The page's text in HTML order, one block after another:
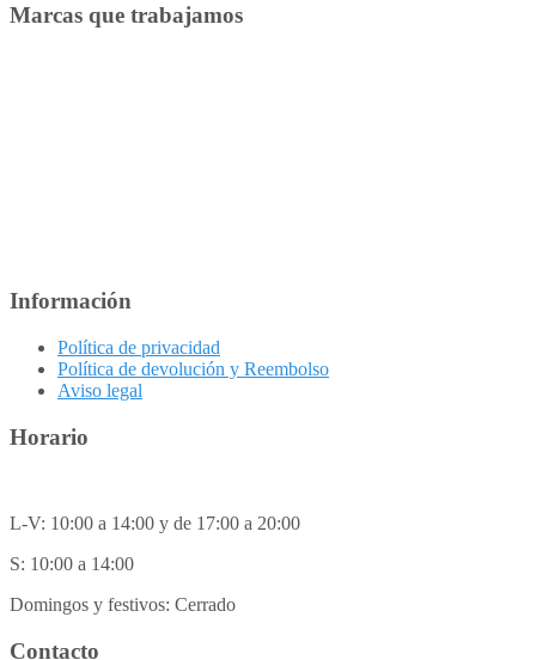
Marcas que trabajamos
Información
Política de privacidad
Política de devolución y Reembolso
Aviso legal
Horario
L-V: 10:00 a 14:00 y de 17:00 a 20:00
S: 10:00 a 14:00
Domingos y festivos: Cerrado
Contacto